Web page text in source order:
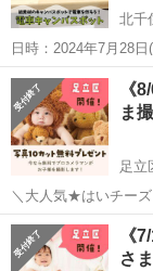
北千
日時：2024年7月28
エ（北千住マルイ10階） 電車好きなみんな集まれ♪ 電車を
した作品が作れたり
東京 足立区
《
ま
足立
＼大人気★はいチーズ！
10000組参加の大人気
カメラマン撮影デー
ー...
東京 足立区
《
さ